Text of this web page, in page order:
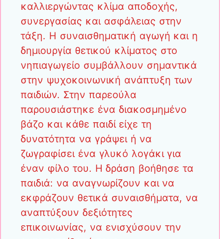
καλλιεργώντας κλίμα αποδοχής,
συνεργασίας και ασφάλειας στην
τάξη. Η συναισθηματική αγωγή και η
δημιουργία θετικού κλίματος στο
νηπιαγωγείο συμβάλλουν σημαντικά
στην ψυχοκοινωνική ανάπτυξη των
παιδιών. Στην παρεούλα
παρουσιάστηκε ένα διακοσμημένο
βάζο και κάθε παιδί είχε τη
δυνατότητα να γράψει ή να
ζωγραφίσει ένα γλυκό λογάκι για
έναν φίλο του. Η δράση βοήθησε τα
παιδιά: να αναγνωρίζουν και να
εκφράζουν θετικά συναισθήματα, να
αναπτύξουν δεξιότητες
επικοινωνίας, να ενισχύσουν την